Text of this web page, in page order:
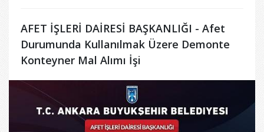
AFET İŞLERİ DAİRESİ BAŞKANLIĞI - Afet
Durumunda Kullanılmak Üzere Demonte
Konteyner Mal Alımı İşi